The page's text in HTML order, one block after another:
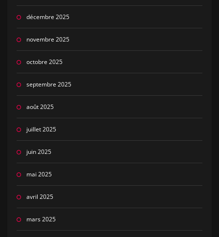
décembre 2025
novembre 2025
octobre 2025
septembre 2025
août 2025
juillet 2025
juin 2025
mai 2025
avril 2025
mars 2025